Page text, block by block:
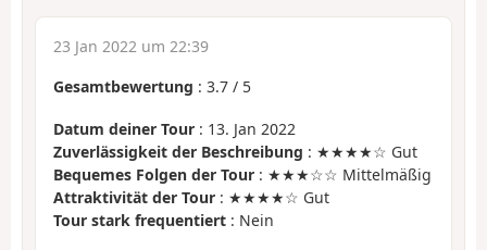
23 Jan 2022 um 22:39
Gesamtbewertung : 3.7 / 5
Datum deiner Tour : 13. Jan 2022
Zuverlässigkeit der Beschreibung : ★★★★☆ Gut
Bequemes Folgen der Tour : ★★★☆☆ Mittelmäßig
Attraktivität der Tour : ★★★★☆ Gut
Tour stark frequentiert : Nein